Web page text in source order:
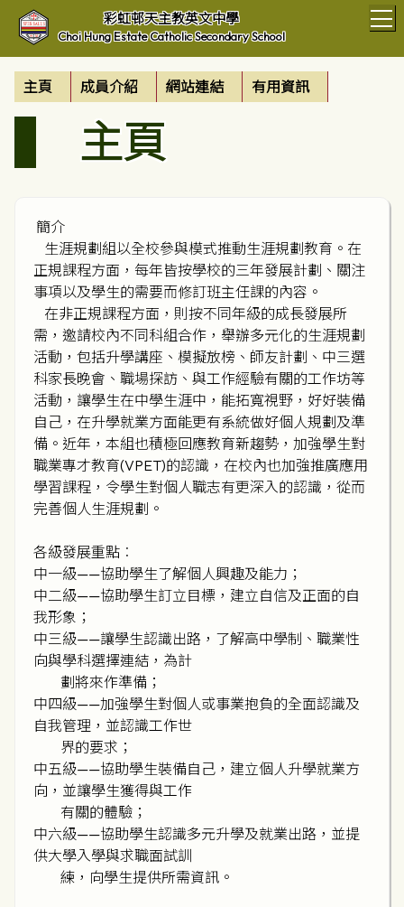
彩虹邨天主教英文中學
Choi Hung Estate Catholic Secondary School
主頁 成員介紹 網站連結 有用資訊
主頁
簡介
生涯規劃組以全校參與模式推動生涯規劃教育。在
正規課程方面，每年皆按學校的三年發展計劃、關注
事項以及學生的需要而修訂班主任課的內容。
在非正規課程方面，則按不同年級的成長發展所
需，邀請校內不同科組合作，舉辦多元化的生涯規劃
活動，包括升學講座、模擬放榜、師友計劃、中三選
科家長晚會、職場探訪、與工作經驗有關的工作坊等
活動，讓學生在中學生涯中，能拓寬視野，好好裝備
自己，在升學就業方面能更有系統做好個人規劃及準
備。近年，本組也積極回應教育新趨勢，加強學生對
職業專才教育(VPET)的認識，在校內也加強推廣應用
學習課程，令學生對個人職志有更深入的認識，從而
完善個人生涯規劃。
各級發展重點︰
中一級——協助學生了解個人興趣及能力；
中二級——協助學生訂立目標，建立自信及正面的自
我形象；
中三級——讓學生認識出路，了解高中學制、職業性
向與學科選擇連結，為計
劃將來作準備；
中四級——加強學生對個人或事業抱負的全面認識及
自我管理，並認識工作世
界的要求；
中五級——協助學生裝備自己，建立個人升學就業方
向，並讓學生獲得與工作
有關的體驗；
中六級——協助學生認識多元升學及就業出路，並提
供大學入學與求職面試訓
練，向學生提供所需資訊。